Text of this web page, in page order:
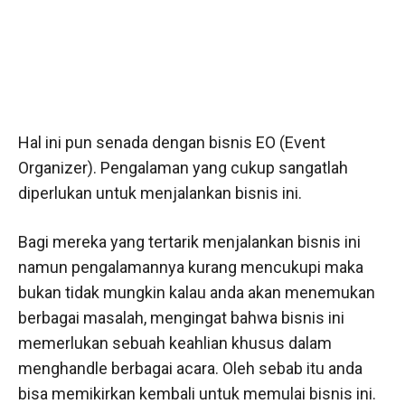
Hal ini pun senada dengan bisnis EO (Event
Organizer). Pengalaman yang cukup sangatlah
diperlukan untuk menjalankan bisnis ini.
Bagi mereka yang tertarik menjalankan bisnis ini
namun pengalamannya kurang mencukupi maka
bukan tidak mungkin kalau anda akan menemukan
berbagai masalah, mengingat bahwa bisnis ini
memerlukan sebuah keahlian khusus dalam
menghandle berbagai acara. Oleh sebab itu anda
bisa memikirkan kembali untuk memulai bisnis ini.